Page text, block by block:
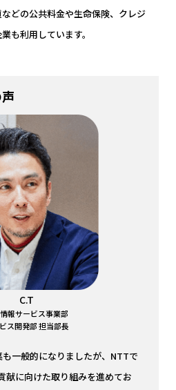
どの公共料金や生命保険、クレジ
も利用しています。
C.T
報サービス事業部
ス開発部 担当部長
一般的になりましたが、NTTで
献に向けた取り組みを進めてお